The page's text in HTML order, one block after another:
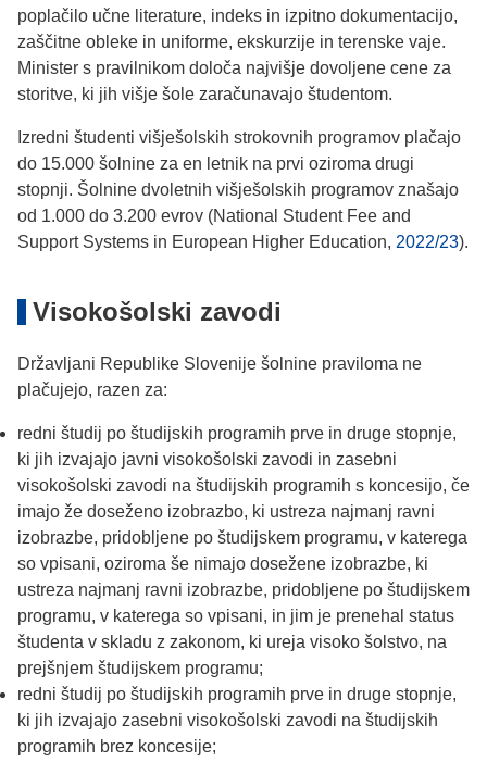
poplačilo učne literature, indeks in izpitno dokumentacijo,
zaščitne obleke in uniforme, ekskurzije in terenske vaje.
Minister s pravilnikom določa najvišje dovoljene cene za
storitve, ki jih višje šole zaračunavajo študentom.
Izredni študenti višješolskih strokovnih programov plačajo
do 15.000 šolnine za en letnik na prvi oziroma drugi
stopnji. Šolnine dvoletnih višješolskih programov znašajo
od 1.000 do 3.200 evrov (National Student Fee and
Support Systems in European Higher Education, 2022/23).
Visokošolski zavodi
Državljani Republike Slovenije šolnine praviloma ne
plačujejo, razen za:
redni študij po študijskih programih prve in druge stopnje,
ki jih izvajajo javni visokošolski zavodi in zasebni
visokošolski zavodi na študijskih programih s koncesijo, če
imajo že doseženo izobrazbo, ki ustreza najmanj ravni
izobrazbe, pridobljene po študijskem programu, v katerega
so vpisani, oziroma še nimajo dosežene izobrazbe, ki
ustreza najmanj ravni izobrazbe, pridobljene po študijskem
programu, v katerega so vpisani, in jim je prenehal status
študenta v skladu z zakonom, ki ureja visoko šolstvo, na
prejšnjem študijskem programu;
redni študij po študijskih programih prve in druge stopnje,
ki jih izvajajo zasebni visokošolski zavodi na študijskih
programih brez koncesije;